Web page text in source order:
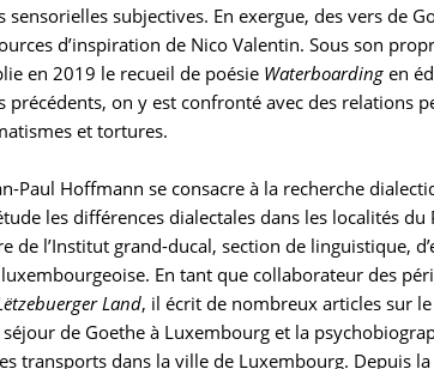
sensorielles subjectives. En exergue, des vers de
d’inspiration de Nico Valentin. Sous son
en 2019 le recueil de poésie Waterboarding en
précédents, on y est confronté avec des relations
et tortures.
Paul Hoffmann se consacre à la recherche
les différences dialectales dans les localités
de l’Institut grand-ducal, section de linguistique,
En tant que collaborateur des
Land, il écrit de nombreux articles sur
de Goethe à Luxembourg et la
transports dans la ville de Luxembourg. Depuis